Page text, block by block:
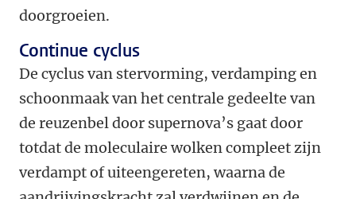
doorgroeien.
Continue cyclus
De cyclus van stervorming, verdamping en
schoonmaak van het centrale gedeelte van
de reuzenbel door supernova’s gaat door
totdat de moleculaire wolken compleet zijn
verdampt of uiteengereten, waarna de